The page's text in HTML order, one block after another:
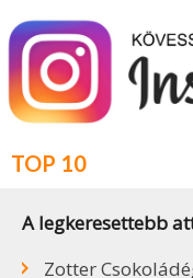
TOP 10
A legkeresettebb
Zotter